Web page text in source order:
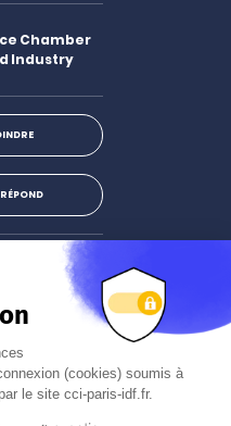
Chamber
Industry
Instagram
newsletter